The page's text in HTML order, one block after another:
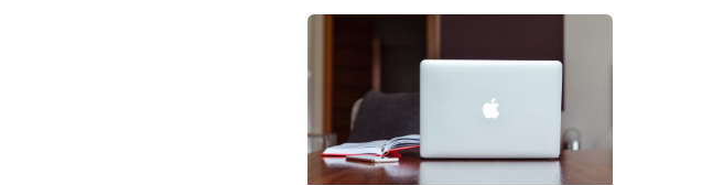
КОТОРЫЕ
СОЗДАВАТЬ
БЕЗ